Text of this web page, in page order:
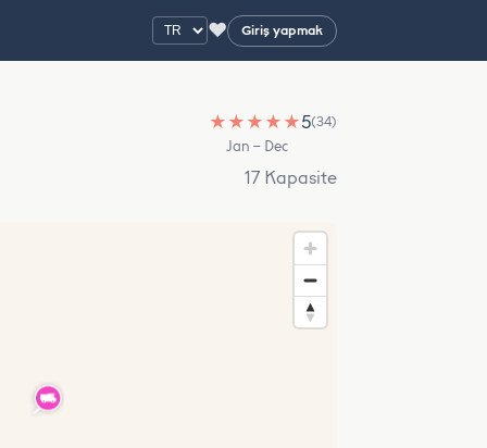
♥ Giriş yapmak
★ ★ ★ ★ ★5(34)
Jan – Dec
17 Kapasite